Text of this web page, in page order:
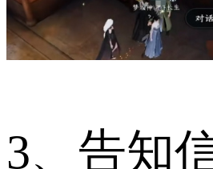
3、告知